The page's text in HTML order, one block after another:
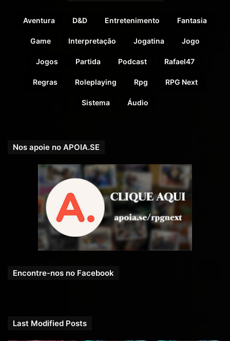
Aventura D&D Entretenimento Fantasia
Game Interpretação Jogatina Jogo
Jogos Partida Podcast Rafael47
Regras Roleplaying Rpg RPG Next
Sistema Áudio
Nos apoie no APOIA.SE
Encontre-nos no Facebook
Last Modified Posts